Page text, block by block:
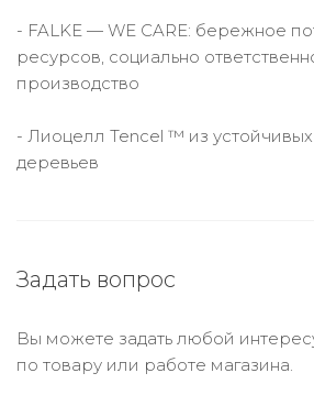
- FALKE — WE CARE: бережное
ресурсов, социально
производство
- Лиоцелл Tencel ™ из
деревьев
Задать вопрос
Вы можете задать любой
по товару или работе магазина.